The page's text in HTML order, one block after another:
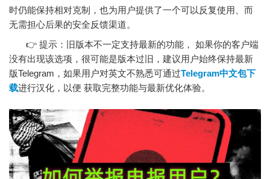
时仍能保持相对克制，也为用户提供了一个可以反复使用、而
无需担心后果的安全反馈渠道。
👉 提示：旧版本不一定支持最新的功能， 如果你的客户端
没有出现该选项，很可能是版本过旧，建议用户始终保持最新
版Telegram，如果用户对英文不熟悉可通过Telegram中文包下
载进行汉化，以便 获取完整功能与最新优化体验。